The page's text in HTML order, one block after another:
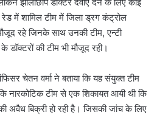
में शामिल टीम में जिला ड्रग कंट्रोल
रहे जिनके साथ उनकी टीम, एन्टी
डॉक्टरों की टीम भी मौजूद रही।
चेतन वर्मा ने बताया कि यह संयुक्त टीम
कि नारकोटिक टीम से एक शिकायत आयी थी कि
अवैध बिक्री हो रही है। जिसकी जांच के लिए